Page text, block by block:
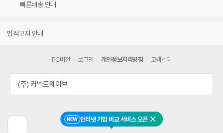
NEW 인터넷 가입 비교 서비스 오픈 닫기
빠른배송 안내
법적고지 안내
PC버전 로그인 개인정보처리방침 고객센터
(주) 커넥트웨이브